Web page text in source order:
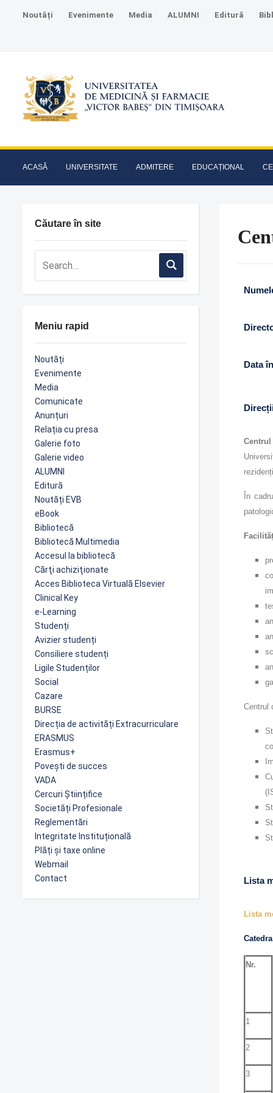
Noutăți Evenimente Media ALUMNI Editură
ACASĂ UNIVERSITATE ADMITERE EDUCAȚIONAL
Căutare în site
Meniu rapid
Noutăți
Evenimente
Media
Comunicate
Anunțuri
Relația cu presa
Galerie foto
Galerie video
ALUMNI
Editură
Noutăți EVB
eBook
Bibliotecă
Bibliotecă Multimedia
Accesul la bibliotecă
Cărţi achiziţionate
Acces Biblioteca Virtuală Elsevier
Clinical Key
e-Learning
Studenți
Avizier studenți
Consiliere studenți
Ligile Studenților
Social
Cazare
BURSE
Direcția de activități Extracurriculare
ERASMUS
Erasmus+
Povești de succes
VADA
Cercuri Științifice
Societăți Profesionale
Reglementări
Integritate Instituțională
Plăți și taxe online
Webmail
Contact
Data
Centrul
În cadrul
Centrul
Lista
Lista
Nr.
1
2
3